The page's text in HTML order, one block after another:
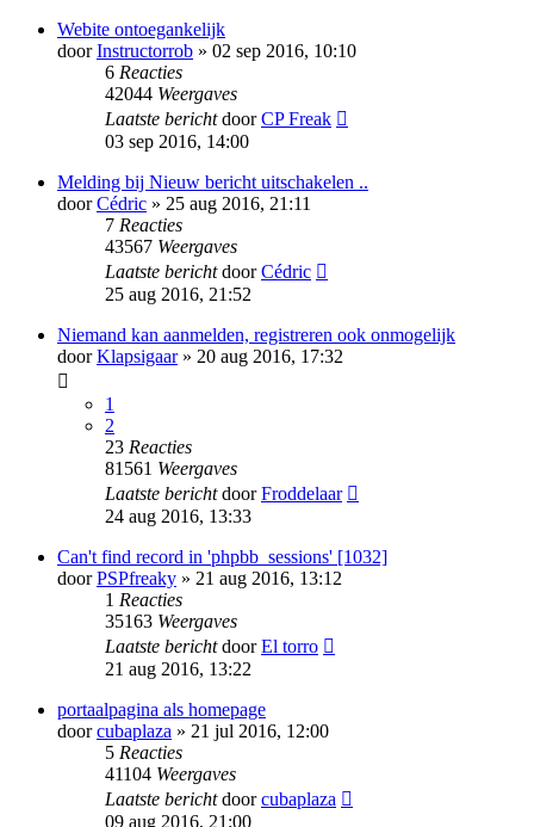
Webite ontoegankelijk
doorInstructorrob » 02 sep 2016, 10:10
6 Reacties
42044 Weergaves
Laatste berichtdoorCP Freak
03 sep 2016, 14:00
Melding bij Nieuw bericht uitschakelen ..
doorCédric » 25 aug 2016, 21:11
7 Reacties
43567 Weergaves
Laatste berichtdoorCédric
25 aug 2016, 21:52
Niemand kan aanmelden, registreren ook onmogelijk
doorKlapsigaar» 20 aug 2016, 17:32
1
2
23 Reacties
81561 Weergaves
Laatste berichtdoorFroddelaar
24 aug 2016, 13:33
Can't find record in 'phpbb_sessions' [1032]
doorPSPfreaky » 21 aug 2016, 13:12
1 Reacties
35163 Weergaves
Laatste berichtdoorEl torro
21 aug 2016, 13:22
portaalpagina als homepage
doorcubaplaza » 21 jul 2016, 12:00
5 Reacties
41104 Weergaves
Laatste berichtdoorcubaplaza
09 aug 2016, 21:00